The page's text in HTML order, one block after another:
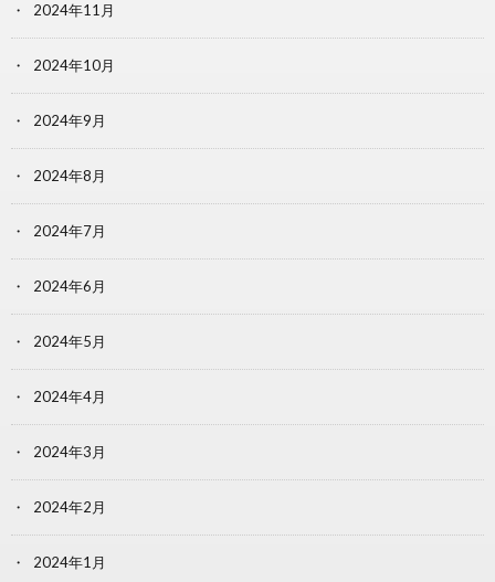
2024年11月
2024年10月
2024年9月
2024年8月
2024年7月
2024年6月
2024年5月
2024年4月
2024年3月
2024年2月
2024年1月